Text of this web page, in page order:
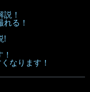
！
る！
!
なります！